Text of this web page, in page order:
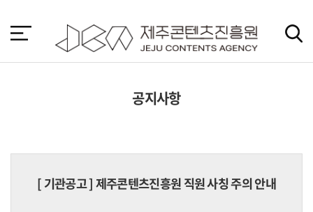
바
가
공지사항
[기관공고] 제주콘텐츠진흥원 직원 사칭 주의 안내